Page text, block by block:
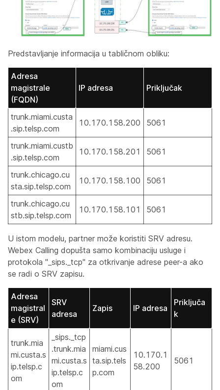
Predstavljanje informacija u tabličnom obliku:
Adresa
magistrale
(FQDN)
IP adresa Priključak
trunk.miami.custa
.sip.telsp.com
10.170.158.200 5061
trunk.miami.custb
.sip.telsp.com
10.170.158.201 5061
trunk.chicago.cu
sta.sip.telsp.com
10.170.158.100 5061
trunk.chicago.cu
stb.sip.telsp.com
10.170.158.101 5061
U istom modelu, partner može koristiti SRV adresu.
Webex Calling dopušta samo kombinaciju usluge i
protokola "_sips._tcp" za otkrivanje adrese peer-a ako
se radi o SRV zapisu.
Adresa
magistral
e (SRV)
SRV
adresa
Zapis IP adresa
Priključa
k
trunk.mia
mi.custa.s
ip.telsp.c
om
_sips._tcp
.trunk.mia
mi.custa.s
ip.telsp.c
om
miami.cus
ta.sip.tels
p.com
10.170.1
58.200
5061